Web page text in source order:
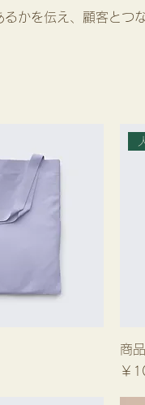
かを伝え、顧客とつ
商
価格
￥